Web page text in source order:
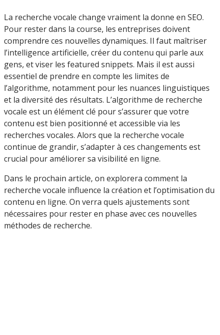
La recherche vocale change vraiment la donne en SEO.
Pour rester dans la course, les entreprises doivent
comprendre ces nouvelles dynamiques. Il faut maîtriser
l’intelligence artificielle, créer du contenu qui parle aux
gens, et viser les featured snippets. Mais il est aussi
essentiel de prendre en compte les limites de
l’algorithme, notamment pour les nuances linguistiques
et la diversité des résultats. L’algorithme de recherche
vocale est un élément clé pour s’assurer que votre
contenu est bien positionné et accessible via les
recherches vocales. Alors que la recherche vocale
continue de grandir, s’adapter à ces changements est
crucial pour améliorer sa visibilité en ligne.
Dans le prochain article, on explorera comment la
recherche vocale influence la création et l’optimisation du
contenu en ligne. On verra quels ajustements sont
nécessaires pour rester en phase avec ces nouvelles
méthodes de recherche.